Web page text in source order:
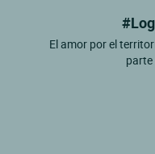
El amor por el
parte